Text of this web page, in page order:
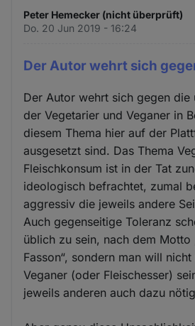
Peter Hemecker (nicht überprüft)
Do. 20 Jun 2019 - 16:24
Der Autor wehrt sich
Der Autor wehrt sich gegen die
der Vegetarier und Veganer in
diesem Thema hier auf der
ausgesetzt sind. Das Thema
Fleischkonsum ist in der Tat
ideologisch befrachtet, zumal
aggressiv die jeweils andere
Auch gegenseitige Toleranz
üblich zu sein, nach dem Motto
Fasson“, sondern man will
Veganer (oder Fleischesser)
jeweils anderen auch dazu